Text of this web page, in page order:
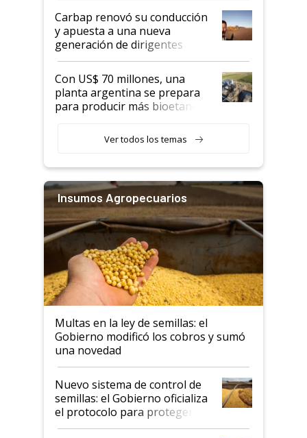
Carbap renovó su conducción
y apuesta a una nueva
generación de dirigentes
rurales
Con US$ 70 millones, una
planta argentina se prepara
para producir más bioetanol
Ver todos los temas
Insumos Agropecuarios
Multas en la ley de semillas: el
Gobierno modificó los cobros y sumó
una novedad
Nuevo sistema de control de
semillas: el Gobierno oficializa
el protocolo para proteger la
propiedad intelectual